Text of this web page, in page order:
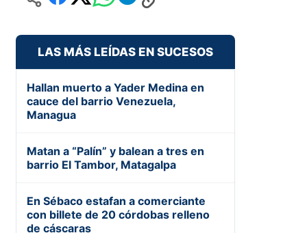
LAS MÁS LEÍDAS EN SUCESOS
Hallan muerto a Yader Medina en
cauce del barrio Venezuela,
Managua
Matan a “Palín” y balean a tres en
barrio El Tambor, Matagalpa
En Sébaco estafan a comerciante
con billete de 20 córdobas relleno
de cáscaras